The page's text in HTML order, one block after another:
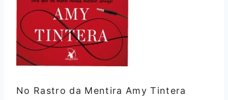
No Rastro da Mentira Amy Tintera